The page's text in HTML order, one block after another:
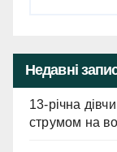
Недавні
13-річна
струмом на